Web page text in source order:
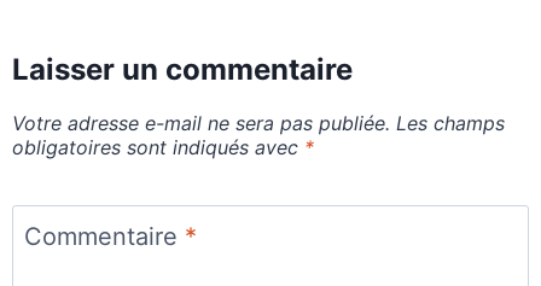
Laisser un commentaire
Votre adresse e-mail ne sera pas publiée. Les champs
obligatoires sont indiqués avec *
Commentaire *